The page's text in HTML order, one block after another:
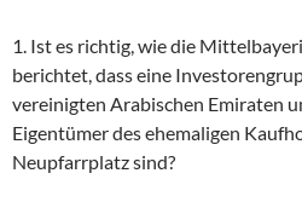
1. Ist es richtig, wie die
berichtet, dass eine
vereinigten Arabischen Emiraten
Eigentümer des ehemaligen
Neupfarrplatz sind?